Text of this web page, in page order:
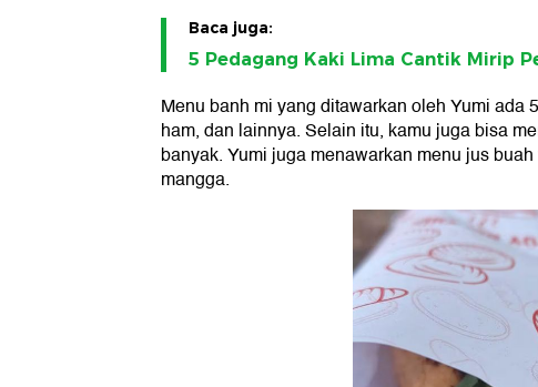
Baca juga:
5 Pedagang Kaki Lima Cantik Mirip
Menu banh mi yang ditawarkan oleh Yumi ada
ham, dan lainnya. Selain itu, kamu juga bisa
banyak. Yumi juga menawarkan menu jus
mangga.